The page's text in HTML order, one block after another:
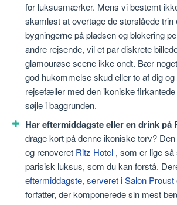
for luksusmærker. Mens vi bestemt
skamløst at overtage de storslåede trin
bygningerne på pladsen og blokering
andre rejsende, vil et par diskrete
glamourøse scene ikke ondt. Bær
god hukommelse skud eller to af dig og
rejsefæller med den ikoniske
søjle i baggrunden.
Har eftermiddagste eller en drink på
drage kort på denne ikoniske torv?
og renoveret Ritz Hotel , som er lige
parisisk luksus, som du kan forstå.
eftermiddagste, serveret i Salon Proust
forfatter, der komponerede sin mest